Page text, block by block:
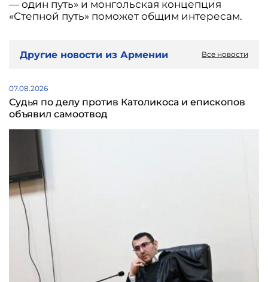
— один путь» и монгольская концепция
«Степной путь» поможет общим интересам.
Другие новости из Армении Все новости
07.08.2026
Судья по делу против Католикоса и епископов
объявил самоотвод